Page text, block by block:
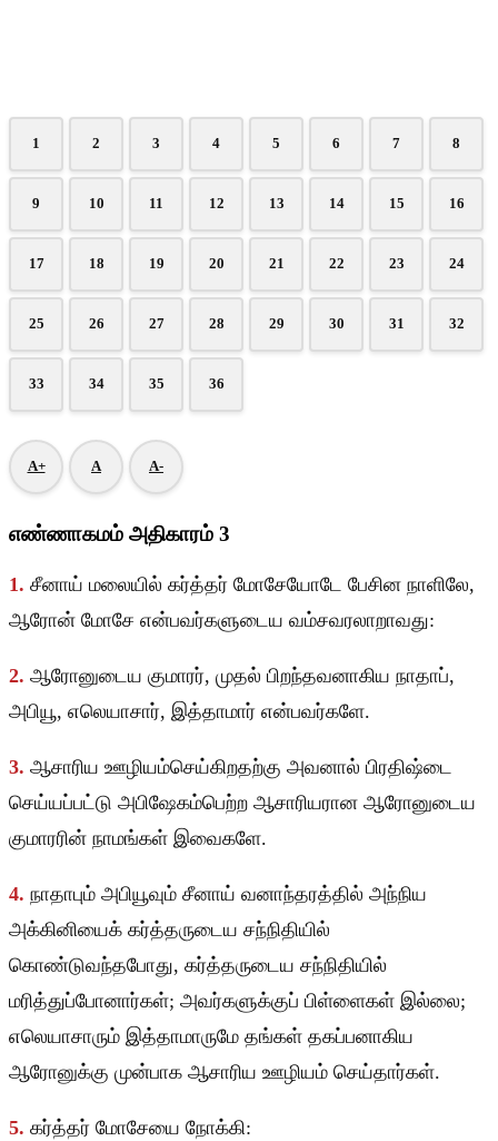
1 2 3 4 5 6 7 8
9 10 11 12 13 14 15 16
17 18 19 20 21 22 23 24
25 26 27 28 29 30 31 32
33 34 35 36
A+ A A-
எண்ணாகமம் அதிகாரம் 3
1. சீனாய் மலையில் கர்த்தர் மோசேயோடே பேசின நாளிலே,
ஆரோன் மோசே என்பவர்களுடைய வம்சவரலாறாவது:
2. ஆரோனுடைய குமாரர், முதல் பிறந்தவனாகிய நாதாப்,
அபியூ, எலெயாசார், இத்தாமார் என்பவர்களே.
3. ஆசாரிய ஊழியம்செய்கிறதற்கு அவனால் பிரதிஷ்டை
செய்யப்பட்டு அபிஷேகம்பெற்ற ஆசாரியரான ஆரோனுடைய
குமாரரின் நாமங்கள் இவைகளே.
4. நாதாபும் அபியூவும் சீனாய் வனாந்தரத்தில் அந்நிய
அக்கினியைக் கர்த்தருடைய சந்நிதியில்
கொண்டுவந்தபோது, கர்த்தருடைய சந்நிதியில்
மரித்துப்போனார்கள்; அவர்களுக்குப் பிள்ளைகள் இல்லை;
எலெயாசாரும் இத்தாமாருமே தங்கள் தகப்பனாகிய
ஆரோனுக்கு முன்பாக ஆசாரிய ஊழியம் செய்தார்கள்.
5. கர்த்தர் மோசேயை நோக்கி: